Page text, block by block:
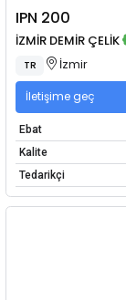
IPN 200
İZMİR DEMİR ÇELİK
TR İzmir
İletişime geç
Ebat
Kalite
Tedarikçi